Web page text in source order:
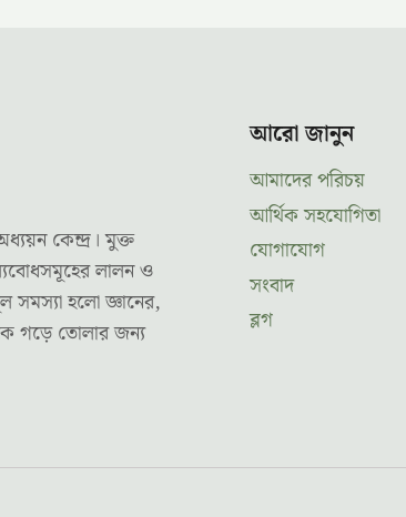
কেন্দ্র। মুক্ত
লালন ও
সমস্যা হলো জ্ঞানের,
গড়ে তোলার জন্য
আরো জানুন
আমাদের পরিচয়
আর্থিক সহযোগিতা
যোগাযোগ
সংবাদ
ব্লগ